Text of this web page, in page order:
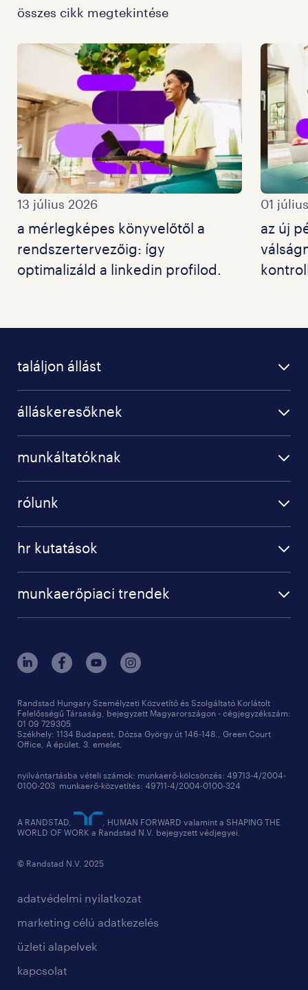
összes cikk megtekintése
13 július 2026
a mérlegképes könyvelőtől a
rendszertervezőig: így
optimalizáld a linkedin profilod.
01
az új
találjon állást
álláskeresőknek
munkáltatóknak
rólunk
hr kutatások
munkaerőpiaci trendek
adatvédelmi nyilatkozat
marketing célú adatkezelés
üzleti alapelvek
kapcsolat
Randstad Hungary Személyzeti Közvetítő és Szolgáltató Korlátolt
Felelősségű Társaság, bejegyzett Magyarországon - cégjegyzékszám:
01 09 729305
Székhely: 1134 Budapest, Dózsa György út 146-148., Green Court
Office, A épület, 3. emelet,
nyilvántartásba vételi számok: munkaerő-kölcsönzés: 49713-4/2004-
0100-203 munkaerő-közvetítés: 49711-4/2004-0100-324
A RANDSTAD,
, HUMAN FORWARD valamint a SHAPING THE
WORLD OF WORK a Randstad N.V. bejegyzett védjegyei.
© Randstad N.V. 2025